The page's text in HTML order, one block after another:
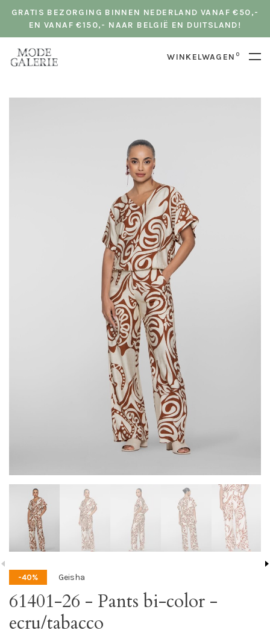
GRATIS BEZORGING BINNEN NEDERLAND VANAF €50,-
EN VANAF €150,- NAAR BELGIË EN DUITSLAND!
WINKELWAGEN 0
-40% Geisha
61401-26 - Pants bi-color -
ecru/tabacco